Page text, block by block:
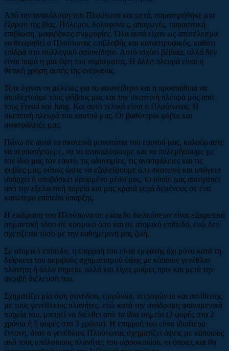
Από την ανακάλυψη του Πλούτωνα και μετά, παρατηρήθηκε μια
έξαρση της βίας. Πόλεμοι, δολοφονίες, απαγωγές, παρασιτική
επιβίωση, μαφιόζικες συμμορίες. Όλα αυτά είχαν ως αποτέλεσμα
να θεωρηθεί ο Πλούτωνας επιβλαβής και καταστροφικός, καθότι
επιδρά στο συλλογικό ασυνείδητο. Αυτό ισχύει βέβαια, αλλά δεν
είναι παρά η μία όψη του νομίσματος. Η άλλη πλευρά είναι η
θετική χρήση αυτής της ενέργειας.
Τότε έγιναν οι μελέτες για το ασυνείδητο και η προσπάθεια να
αποδεχτούμε τους φόβους μας και την σκοτεινή πλευρά μας από
τους Freud και Jung. Και αυτό τελικά είναι ο Πλούτωνας. Η
σκοτεινή πλευρά του εαυτού μας. Οι βαθύτεροι φόβοι και
ανασφάλειές μας.
Πάνω σε αυτά τα σκοτεινά μονοπάτια του εαυτού μας, καλούμαστε
να περπατήσουμε, να τα ανακαλύψουμε και να πολεμήσουμε με
τον ίδιο μας τον εαυτό, τις αδυναμίες, τις ανασφάλειες και τις
φοβίες μας, ούτως ώστε να εξαλείψουμε ό,τι σκοτεινό και υπόγειο
υπάρχει ή υποβόσκει κρυμμένο μέσα μας, το οποίο μας αποτρέπει
από την εξελικτική πορεία και μας κρατά γερά δεμένους σε ένα
κατώτερο επίπεδο ύπαρξης.
Η επίδραση του Πλούτωνα σε επίπεδο διελεύσεων είναι εξαιρετικά
σημαντική τόσο σε κοσμικό όσο και σε ατομικό επίπεδο, ενώ δεν
σχετίζεται τόσο με την καθημερινή μας ζωή.
Σε ατομικό επίπεδο, η επιρροή του είναι εμφανής όχι μόνο κατά τη
διάρκεια του ακριβούς σχηματισμού όψης με κάποιον γενέθλιο
πλανήτη ή άλλο σημείο, αλλά και λίγες μοίρες πριν και μετά την
ακριβή διέλευσή του.
Σχηματίζει μία όψη συνόδου, τριγώνου, τετραγώνου και αντίθεσης
με τους γενέθλιους πλανήτες, ενώ κατά την ανάδρομη φαινομενικά
πορεία του, μπορεί να διέλθει από τα ίδια σημεία (3 φορές στα 2
χρόνια ή 5 φορές στα 3 χρόνια). Η επιρροή του είναι ιδιαίτερα
έντονη, όταν ο γενέθλιος Πλούτωνας σχηματίζει όψεις με κάποιους
από τους υπόλοιπους πλανήτες του ωροσκοπίου, οι όποιες και θα